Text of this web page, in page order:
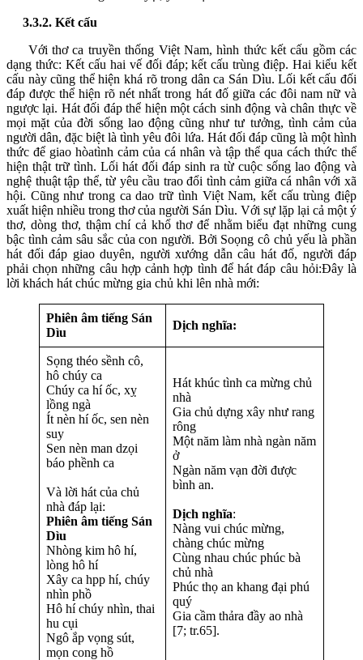
3.3.2. Kết cấu
Với thơ ca truyền thống Việt Nam, hình thức kết cấu gồm các
dạng thức: Kết cấu hai vế đối đáp; kết cấu trùng điệp. Hai kiểu kết
cấu này cũng thể hiện khá rõ trong dân ca Sán Dìu. Lối kết cấu đối
đáp được thể hiện rõ nét nhất trong hát đố giữa các đôi nam nữ và
ngược lại. Hát đối đáp thể hiện một cách sinh động và chân thực về
mọi mặt của đời sống lao động cũng như tư tưởng, tình cảm của
người dân, đặc biệt là tình yêu đôi lứa. Hát đối đáp cũng là một hình
thức để giao hòatình cảm của cá nhân và tập thể qua cách thức thể
hiện thật trữ tình. Lối hát đối đáp sinh ra từ cuộc sống lao động và
nghệ thuật tập thể, từ yêu cầu trao đổi tình cảm giữa cá nhân với xã
hội. Cũng như trong ca dao trữ tình Việt Nam, kết cấu trùng điệp
xuất hiện nhiều trong thơ của người Sán Dìu. Với sự lặp lại cả một ý
thơ, dòng thơ, thậm chí cả khổ thơ để nhằm biểu đạt những cung
bậc tình cảm sâu sắc của con người. Bởi Soọng cô chủ yếu là phần
hát đối đáp giao duyên, người xướng dẫn câu hát đố, người đáp
phải chọn những câu hợp cảnh hợp tình để hát đáp câu hỏi:Đây là
lời khách hát chúc mừng gia chủ khi lên nhà mới:
Phiên âm tiếng Sán
Dìu
Dịch nghĩa:
Sọng théo sềnh cô,
hô chúy ca
Chúy ca hí ốc, xỵ
lồng ngà
Ít nèn hí ốc, sen nèn
suy
Sen nèn man dzọi
báo phềnh ca
Và lời hát của chủ
nhà đáp lại:
Phiên âm tiếng Sán
Dìu
Nhòng kim hô hí,
lòng hô hí
Xây ca hpp hí, chúy
nhìn phồ
Hô hí chúy nhìn, thai
hu cụi
Ngô ắp vọng sút,
mọn cong hồ
Hát khúc tình ca mừng chủ
nhà
Gia chủ dựng xây như rang
rông
Một năm làm nhà ngàn năm
ở
Ngàn năm vạn đời được
bình an.
Dịch nghĩa:
Nàng vui chúc mừng,
chàng chúc mừng
Cùng nhau chúc phúc bà
chủ nhà
Phúc thọ an khang đại phú
quý
Gia cầm thảra đầy ao nhà
[7; tr.65].